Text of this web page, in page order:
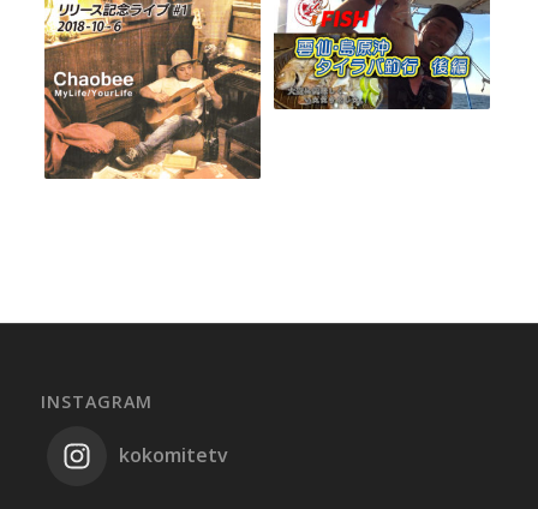
INSTAGRAM
kokomitetv